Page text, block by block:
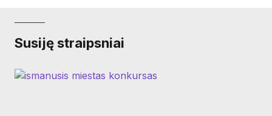
Susiję straipsniai